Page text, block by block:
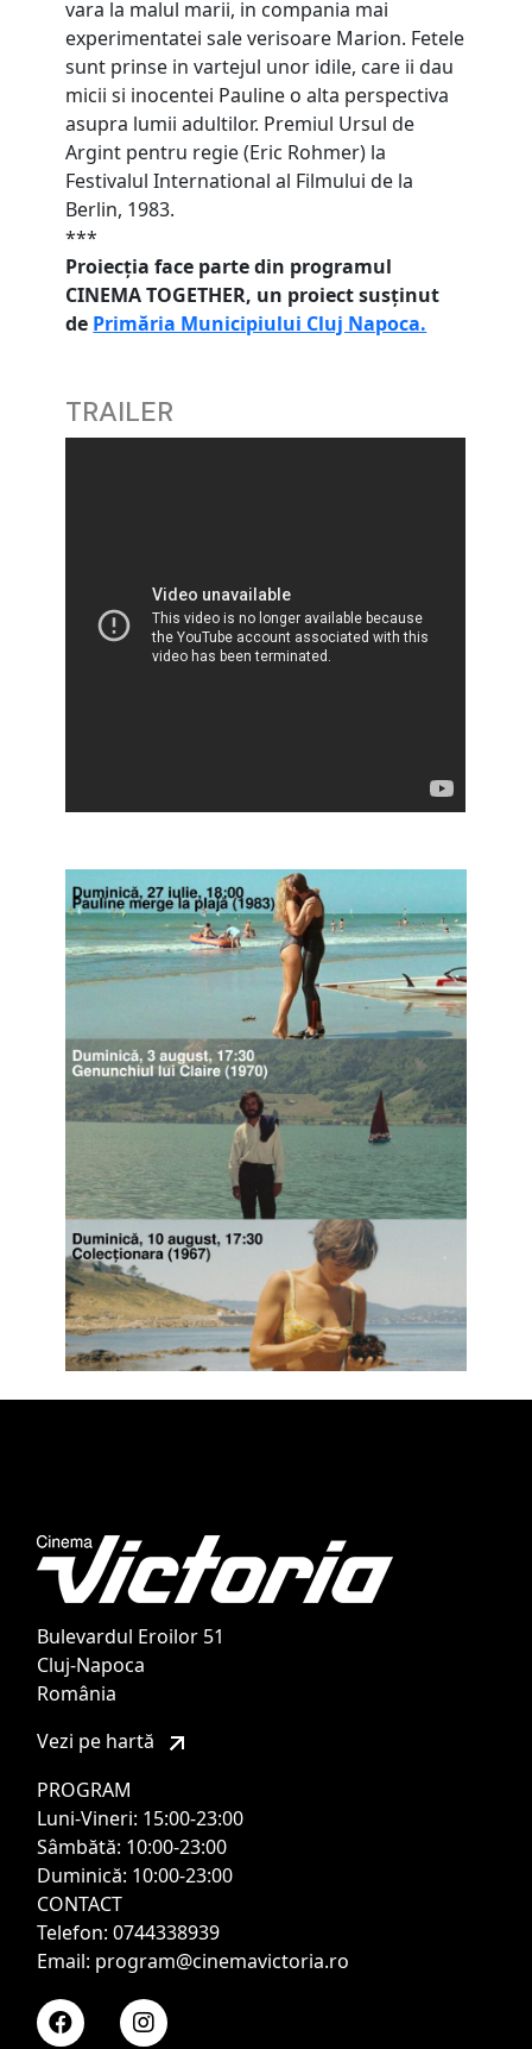
vara la malul marii, in compania mai
experimentatei sale verisoare Marion. Fetele
sunt prinse in vartejul unor idile, care ii dau
micii si inocentei Pauline o alta perspectiva
asupra lumii adultilor. Premiul Ursul de
Argint pentru regie (Eric Rohmer) la
Festivalul International al Filmului de la
Berlin, 1983.
***
Proiecția face parte din programul
CINEMA TOGETHER, un proiect susținut
de Primăria Municipiului Cluj Napoca.
TRAILER
Bulevardul Eroilor 51
Cluj-Napoca
România
Vezi pe hartă
PROGRAM
Luni-Vineri: 15:00-23:00
Sâmbătă: 10:00-23:00
Duminică: 10:00-23:00
CONTACT
Telefon: 0744338939
Email: program@cinemavictoria.ro